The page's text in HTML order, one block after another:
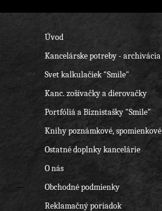
Úvod
Kancelárske potreby - archivácia
Svet kalkulačiek "Smile"
Kanc. zošívačky a dierovačky
Portfóliá a Biznistašky "Smile"
Knihy poznámkové, spomienkové
Ostatné doplnky kancelárie
O nás
Obchodné podmienky
Reklamačný poriadok